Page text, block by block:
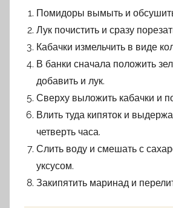
Помидоры вымыть и
Лук почистить и сразу
Кабачки измельчить в виде
В банки сначала положить
добавить и лук.
Сверху выложить кабачки и
Влить туда кипяток и
четверть часа.
Слить воду и смешать с
уксусом.
Закипятить маринад и